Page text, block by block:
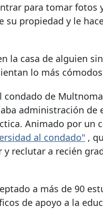
para tomar fotos
propiedad y le
la casa de alguien
lo más
de
administración
Animado por un
al condado" ,
reclutar a recién
a más de 90
de apoyo a la